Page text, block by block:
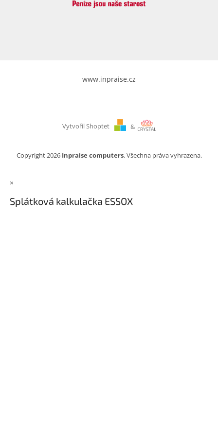
www.inpraise.cz
Vytvořil Shoptet &
Copyright 2026 Inpraise computers. Všechna práva vyhrazena.
×
Splátková kalkulačka ESSOX